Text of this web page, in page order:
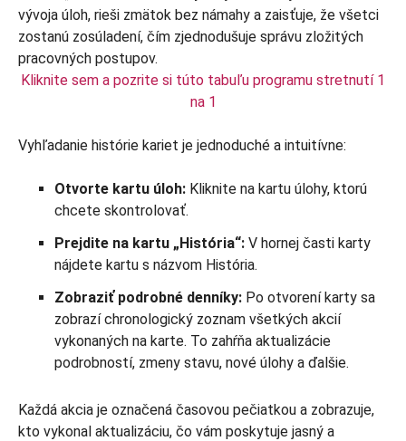
Kliknite sem a pozrite si túto tabuľu programu stretnutí 1
na 1
Vyhľadanie histórie kariet je jednoduché a intuitívne:
Otvorte kartu úloh: Kliknite na kartu úlohy, ktorú
chcete skontrolovať.
Prejdite na kartu „História“: V hornej časti karty
nájdete kartu s názvom História.
Zobraziť podrobné denníky: Po otvorení karty sa
zobrazí chronologický zoznam všetkých akcií
vykonaných na karte. To zahŕňa aktualizácie
podrobností, zmeny stavu, nové úlohy a ďalšie.
Každá akcia je označená časovou pečiatkou a zobrazuje,
kto vykonal aktualizáciu, čo vám poskytuje jasný a